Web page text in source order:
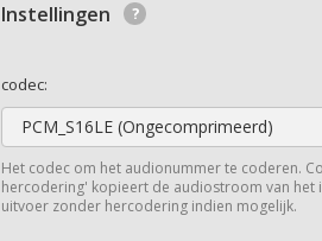
Instellingen
codec:
PCM_S16LE (Ongecomprimeerd)
Het codec om het audionummer te coderen.
hercodering' kopieert de audiostroom van het
uitvoer zonder hercodering indien mogelijk.